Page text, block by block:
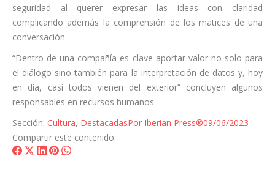
seguridad al querer expresar las ideas con claridad
complicando además la comprensión de los matices de una
conversación.
“Dentro de una compañía es clave aportar valor no solo para
el diálogo sino también para la interpretación de datos y, hoy
en día, casi todos vienen del exterior” concluyen algunos
responsables en recursos humanos.
Sección: Cultura, DestacadasPor Iberian Press®09/06/2023
Compartir este contenido:
ShareShareShare
ShareShare